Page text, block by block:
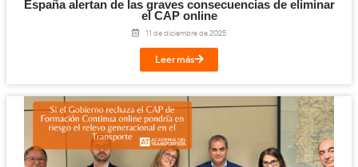
pedagógicos formativos tienen que poner el acento en la
docente y de los materiales didácticos a emplear. Los nuevos
nuevas herramientas tecnológicas deben dejarse reflejadas
calidad y eficacia de la formación y desde AT haremos
Sistemas de Gestión de Calidad
Los Sistemas de Gestión de Calidad y de Mejora Continua